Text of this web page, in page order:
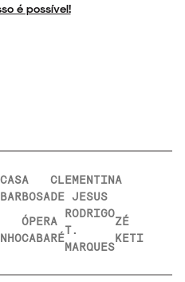
é possível!
CASA
BARBOSA
CLEMENTINA
DE JESUS
ÓPERA
CABARÉ
RODRIGO
T.
MARQUES
ZÉ
KETI